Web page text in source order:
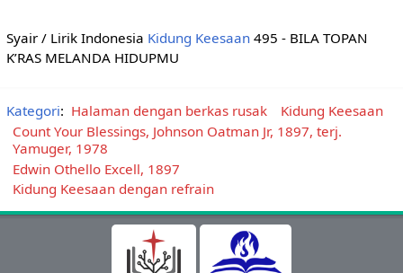
Syair / Lirik Indonesia Kidung Keesaan495 - BILA TOPAN
K’RAS MELANDA HIDUPMU
Kategori: Halaman dengan berkas rusak
Kidung Keesaan
Count Your Blessings, Johnson Oatman Jr, 1897, terj.
Yamuger, 1978
Edwin Othello Excell, 1897
Kidung Keesaan dengan refrain